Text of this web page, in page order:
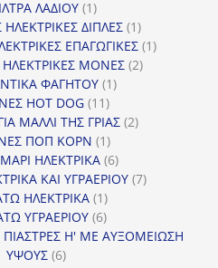
ΛΑΔΙΟΥ 11
προϊόν
ΗΛΕΚΤΡΙΚΕΣ ΔΙΠΛΕΣ 11
προϊόν
ΕΠΑΓΩΓΙΚΕΣ 11
ΗΛΕΚΤΡΙΚΕΣ ΜΟΝΕΣ 22
ΦΑΓΗΤΟΥ 11
HOT DOG 1111
προϊόντα
ΜΑΛΛΙ ΤΗΣ ΓΡΙΑΣ 22
ΠΟΠ ΚΟΡΝ 11
προϊόν
ΗΛΕΚΤΡΙΚΑ 66
προϊόντα
ΚΑΙ ΥΓΡΑΕΡΙΟΥ 77
ΗΛΕΚΤΡΙΚΑ 11
προϊόν
ΥΓΡΑΕΡΙΟΥ 66
προϊόντα
Η' ΜΕ ΑΥΞΟΜΕΙΩΣΗ
ΥΨΟΥΣ 66